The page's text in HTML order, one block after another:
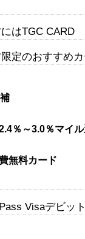
はTGC CARD
定のおすすめカ
％～3.0％マイ
無料カード
Visaデビッ